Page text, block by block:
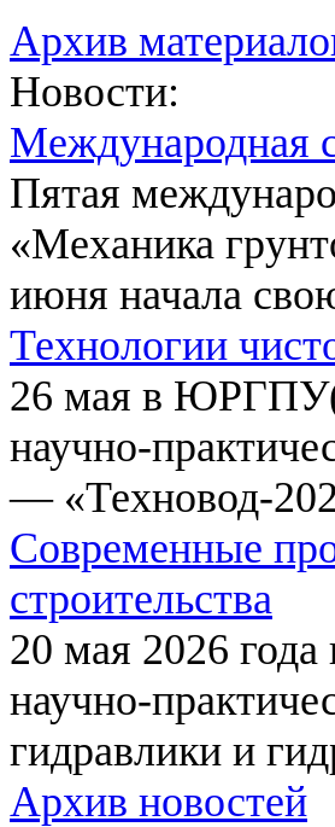
Архив
Новости:
Международная
Пятая
«Механика
июня начала
Технологии
26 мая в
научно-
— «Техновод-
Современные
строительства
20 мая 2026
научно-
гидравлики и
Архив новостей